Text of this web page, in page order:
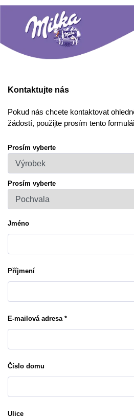
Kontaktujte nás
Pokud nás chcete kontaktovat
žádostí, použijte prosím tento
Prosím vyberte
Prosím vyberte
Jméno
Příjmení
E-mailová adresa *
Číslo domu
Ulice